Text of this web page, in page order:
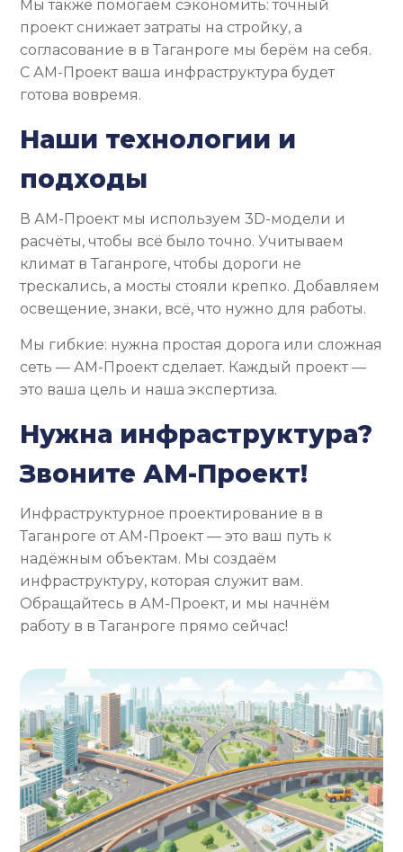
Мы также помогаем сэкономить: точный
проект снижает затраты на стройку, а
согласование в в Таганроге мы берём на себя.
С АМ-Проект ваша инфраструктура будет
готова вовремя.
Наши технологии и
подходы
В АМ-Проект мы используем 3D-модели и
расчёты, чтобы всё было точно. Учитываем
климат в Таганроге, чтобы дороги не
трескались, а мосты стояли крепко. Добавляем
освещение, знаки, всё, что нужно для работы.
Мы гибкие: нужна простая дорога или сложная
сеть — АМ-Проект сделает. Каждый проект —
это ваша цель и наша экспертиза.
Нужна инфраструктура?
Звоните АМ-Проект!
Инфраструктурное проектирование в в
Таганроге от АМ-Проект — это ваш путь к
надёжным объектам. Мы создаём
инфраструктуру, которая служит вам.
Обращайтесь в АМ-Проект, и мы начнём
работу в в Таганроге прямо сейчас!